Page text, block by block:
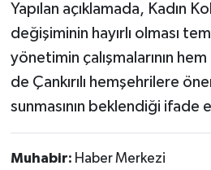
Yapılan açıklamada, Kadın
değişiminin hayırlı olması
yönetimin çalışmalarının
de Çankırılı hemşehrilere
sunmasının beklendiği ifade
Muhabir: Haber Merkezi